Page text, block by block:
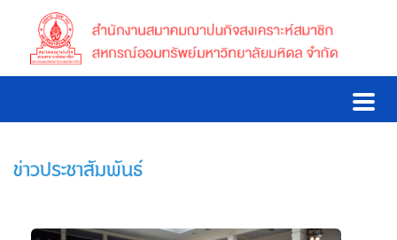
ข่าวประชาสัมพันธ์